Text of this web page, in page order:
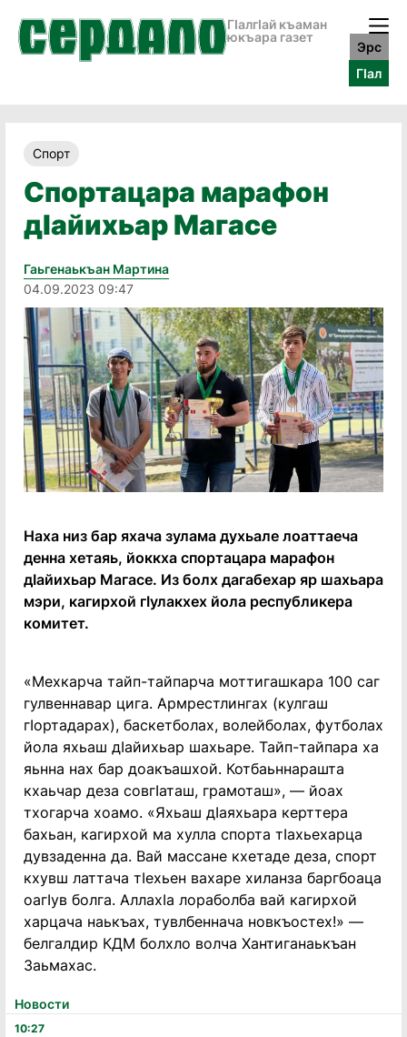
ГӀалгӀай къаман
юкъара газет
Эрс
ГӀал
Новости
10:27
Спорт
Спортацара марафон
дIайихьар Магасе
Гаьгенаькъан Мартина
04.09.2023 09:47
Наха низ бар яхача зулама духьале лоаттаеча
денна хетаяь, йоккха спортацара марафон
дIайихьар Магасе. Из болх дагабехар яр шахьара
мэри, кагирхой гӀулакхех йола республикера
комитет.
«Мехкарча тайп-тайпарча моттигашкара 100 саг
гулвеннавар цига. Армрестлингах (кулгаш
гIортадарах), баскетболах, волейболах, футболах
йола яхьаш дӀайихьар шахьаре. Тайп-тайпара ха
яьнна нах бар доакъашхой. Котбаьннарашта
кхаьчар деза совгӀаташ, грамоташ», — йоах
тхогарча хоамо. «Яхьаш дӀаяхьара керттера
бахьан, кагирхой ма хулла спорта тӀахьехарца
дувзаденна да. Вай массане кхетаде деза, спорт
кхувш латтача тӀехьен вахаре хиланза баргбоаца
оагӀув болга. АллахӀа лораболба вай кагирхой
харцача наькъах, тувлбеннача новкъостех!» —
белгалдир КДМ болхло волча Хантиганаькъан
Заьмахас.